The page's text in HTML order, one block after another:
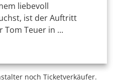
liebevoll
ist der Auftritt
Tom Teuer in ...
noch Ticketverkäufer.